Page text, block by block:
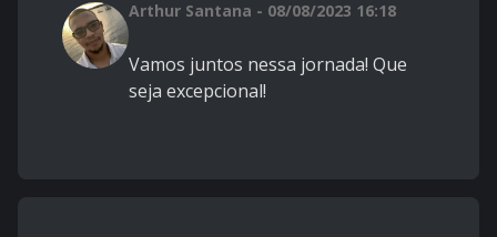
Arthur Santana - 08/08/2023 16:18
Vamos juntos nessa jornada! Que
seja excepcional!